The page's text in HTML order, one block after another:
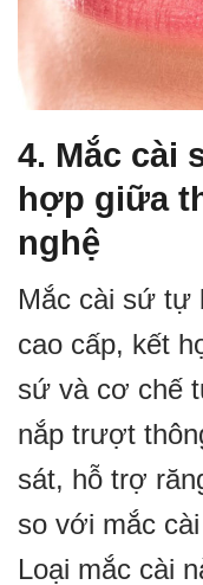
4. Mắc cài
hợp giữa
nghệ
Mắc cài sứ tự
cao cấp, kết
sứ và cơ chế
nắp trượt
sát, hỗ trợ
so với mắc
Loại mắc cài